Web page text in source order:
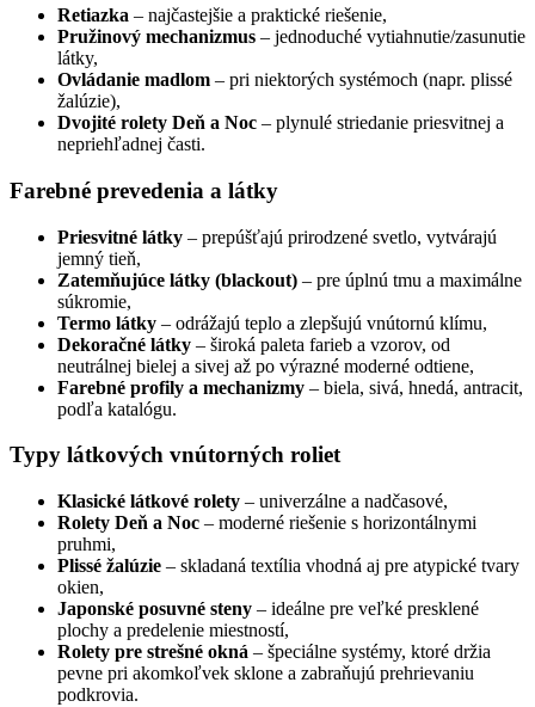
Retiazka – najčastejšie a praktické riešenie,
Pružinový mechanizmus – jednoduché vytiahnutie/zasunutie
látky,
Ovládanie madlom – pri niektorých systémoch (napr. plissé
žalúzie),
Dvojité rolety Deň a Noc – plynulé striedanie priesvitnej a
nepriehľadnej časti.
Farebné prevedenia a látky
Priesvitné látky – prepúšťajú prirodzené svetlo, vytvárajú
jemný tieň,
Zatemňujúce látky (blackout) – pre úplnú tmu a maximálne
súkromie,
Termo látky – odrážajú teplo a zlepšujú vnútornú klímu,
Dekoračné látky – široká paleta farieb a vzorov, od
neutrálnej bielej a sivej až po výrazné moderné odtiene,
Farebné profily a mechanizmy – biela, sivá, hnedá, antracit,
podľa katalógu.
Typy látkových vnútorných roliet
Klasické látkové rolety – univerzálne a nadčasové,
Rolety Deň a Noc – moderné riešenie s horizontálnymi
pruhmi,
Plissé žalúzie – skladaná textília vhodná aj pre atypické tvary
okien,
Japonské posuvné steny – ideálne pre veľké presklené
plochy a predelenie miestností,
Rolety pre strešné okná – špeciálne systémy, ktoré držia
pevne pri akomkoľvek sklone a zabraňujú prehrievaniu
podkrovia.